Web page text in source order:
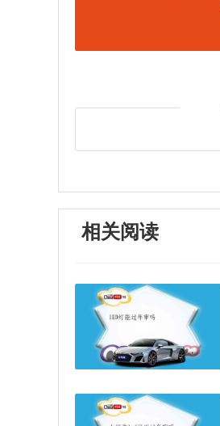
相关阅读